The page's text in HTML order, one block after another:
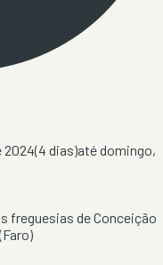
2024(4 dias)atédomingo,
freguesias de Conceição